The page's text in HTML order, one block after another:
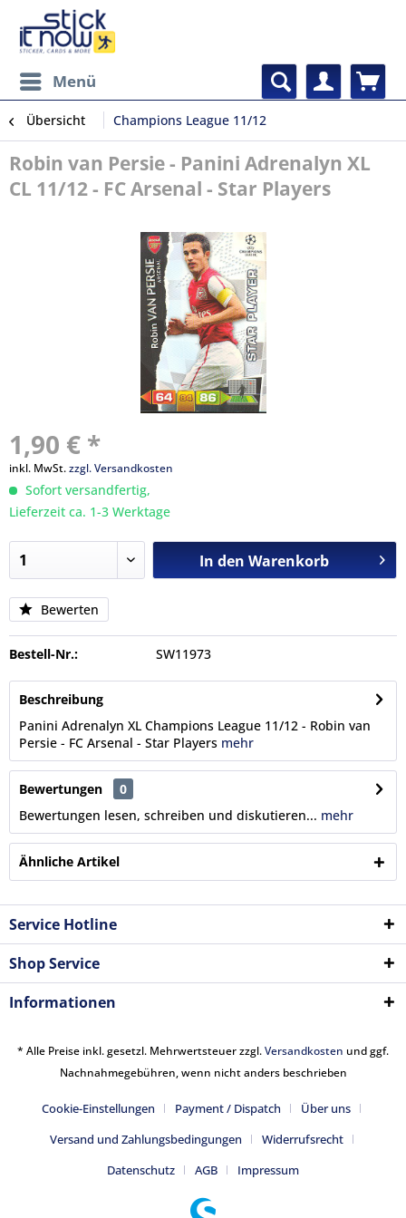
Menü
Übersicht Champions League 11/12
Robin van Persie - Panini Adrenalyn XL
CL 11/12 - FC Arsenal - Star Players
1,90 € *
inkl. MwSt.zzgl. Versandkosten
Sofort versandfertig,
Lieferzeit ca. 1-3 Werktage
In den Warenkorb
Bewerten
Bestell-Nr.: SW11973
Beschreibung
Panini Adrenalyn XL Champions League 11/12 - Robin van
Persie - FC Arsenal - Star Players mehr
Bewertungen
0
Bewertungen lesen, schreiben und diskutieren... mehr
Ähnliche Artikel
Service Hotline
Shop Service
Informationen
* Alle Preise inkl. gesetzl. Mehrwertsteuer zzgl.Versandkosten und ggf.
Nachnahmegebühren, wenn nicht anders beschrieben
Cookie-Einstellungen Payment / Dispatch
Über uns
Versand und Zahlungsbedingungen
Widerrufsrecht
Datenschutz
AGB Impressum